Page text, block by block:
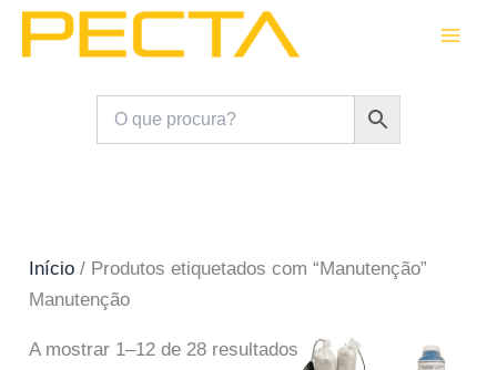
Skip
Início / Produtos etiquetados com “Manutenção”
Manutenção
A mostrar 1–12 de 28 resultados